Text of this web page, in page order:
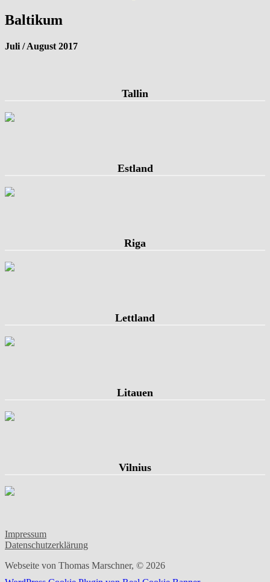
Baltikum
Juli / August 2017
Tallin
Estland
Riga
Lettland
Litauen
Vilnius
Impressum
Datenschutzerklärung
Webseite von Thomas Marschner, © 2026